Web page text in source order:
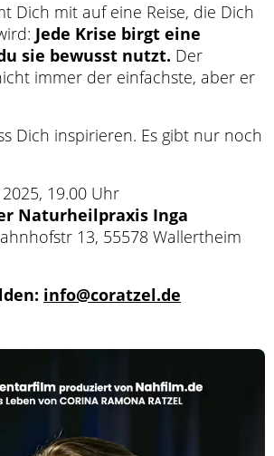
Dich mit auf eine Reise, die Dich
Jede Krise birgt eine
sie bewusst nutzt. Der
immer der einfachste, aber er
Dich inspirieren. Es gibt nur noch
19.00 Uhr
Naturheilpraxis Inga
13, 55578 Wallertheim
info@coratzel.de